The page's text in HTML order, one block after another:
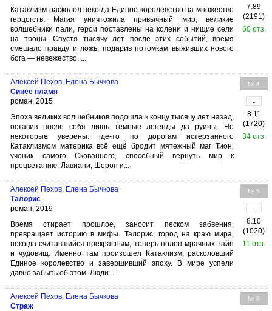
Катаклизм расколол некогда Единое королевство на множество
герцогств. Магия уничтожила привычный мир, великие
волшебники пали, герои поставлены на колени и нищие сели
на троны. Спустя тысячу лет после этих событий, время
смешало правду и ложь, подарив потомкам выживших нового
бога — невежество. ...
7.89
(2191)
60 отз.
Алексей Пехов, Елена Бычкова
Синее пламя
роман, 2015
Эпоха великих волшебников подошла к концу тысячу лет назад,
оставив после себя лишь тёмные легенды да руины. Но
некоторые уверены: где-то по дорогам истерзанного
Катаклизмом материка всё ещё бродит мятежный маг Тион,
ученик самого Скованного, способный вернуть мир к
процветанию. Лавиани, Шерон и...
№ 4
-
8.11
(1720)
34 отз.
Алексей Пехов, Елена Бычкова
Талорис
роман, 2019
Время стирает прошлое, заносит песком забвения,
превращает историю в мифы. Талорис, город на краю мира,
некогда считавшийся прекрасным, теперь полон мрачных тайн
и чудовищ. Именно там произошел Катаклизм, расколовший
Единое королевство и завершивший эпоху. В мире успели
давно забыть об этом. Люди...
№ 5
-
8.10
(1020)
11 отз.
Алексей Пехов, Елена Бычкова
Страж
№ 6